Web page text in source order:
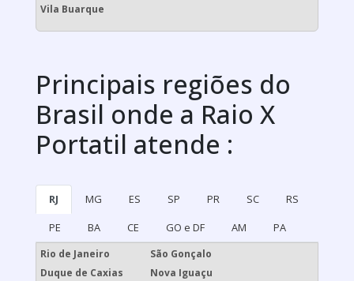
Vila Buarque
Principais regiões do
Brasil onde a Raio X
Portatil atende :
RJ MG ES SP PR SC
RS
PE
BA CE GO e DF AM PA
Rio de Janeiro
São Gonçalo
Duque de Caxias
Nova Iguaçu